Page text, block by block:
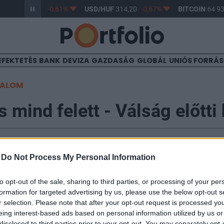
Do Not Process My Personal Information
opt-out of the sale, sharing to third parties, or processing of your
for targeted advertising by us, please use the below opt-out
selection. Please note that after your opt-out request is processed
interest-based ads based on personal information utilized by us
363,17 -0,61% USD/HUF 314,20 -0,87% BITCOIN64
BANK DEVIZA GAZDASÁG GLOBÁL UNIÓS
mind felett - Válság előtti
statisztikákat böngészve többnyire lehangoló
érzékelhető, kézzel fogható fejlődéstől, a
már igazán elszoktunk. Üdítő színfoltokkal
találkozunk. Ezek egyikét vettük most górcső